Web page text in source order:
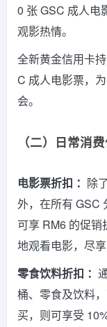
0 张 GSC 成人电
观影热情。
全新黄金信用卡
C 成人电影票，
会。
（二）日常消
电影票折扣 ： 除
外，在所有 GSC
可享 RM6 的促
地观看电影，尽
零食饮料折扣 ：
桶、零食及饮料
买，则可享受